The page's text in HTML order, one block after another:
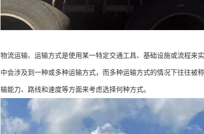
物流运输、运输方式是使用某一特定交通工具、基础设施或流程来
中会涉及到一种或多种运输方式，而多种运输方式的情况下往往被
输能力、路线和速度等方面来考虑选择何种方式。